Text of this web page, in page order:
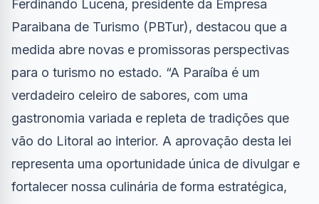
Ferdinando Lucena, presidente da Empresa
Paraibana de Turismo (PBTur), destacou que a
medida abre novas e promissoras perspectivas
para o turismo no estado. “A Paraíba é um
verdadeiro celeiro de sabores, com uma
gastronomia variada e repleta de tradições que
vão do Litoral ao interior. A aprovação desta lei
representa uma oportunidade única de divulgar e
fortalecer nossa culinária de forma estratégica,